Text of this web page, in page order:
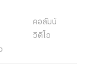
คอลัมน์
วิดีโอ